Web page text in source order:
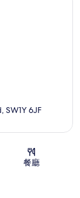
SW1Y 6JF
餐廳